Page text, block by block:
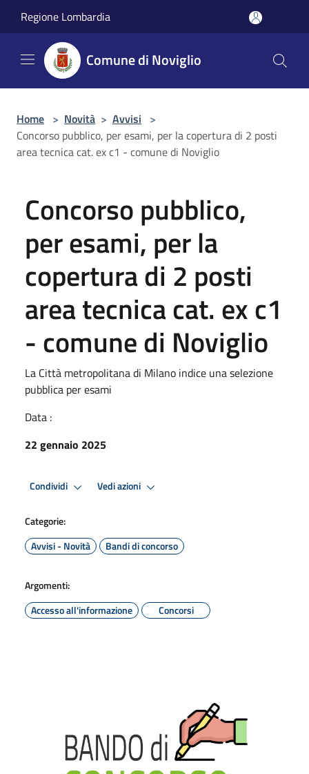
Regione Lombardia
Comune di Noviglio
Home > Novità > Avvisi >
Concorso pubblico, per esami, per la copertura di 2 posti
area tecnica cat. ex c1 - comune di Noviglio
Concorso pubblico,
per esami, per la
copertura di 2 posti
area tecnica cat. ex c1
- comune di Noviglio
La Città metropolitana di Milano indice una selezione
pubblica per esami
Data :
22 gennaio 2025
Condividi Vedi azioni
Categorie:
Avvisi - Novità
Bandi di concorso
Argomenti:
Accesso all'informazione
Concorsi